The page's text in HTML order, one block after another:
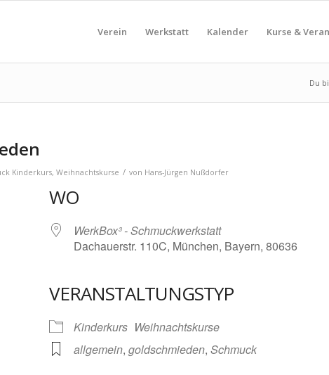
Verein Werkstatt Kalender Kurse &
Du
Kinderkurs,Weihnachtskurse / von Hans-Jürgen Nußdorfer
Google Kalender
WO
WerkBox³ - Schmuckwerkstatt
Dachauerstr. 110C, München, Bayern, 80636
VERANSTALTUNGSTYP
Kinderkurs Weihnachtskurse
allgemein,goldschmieden,Schmuck